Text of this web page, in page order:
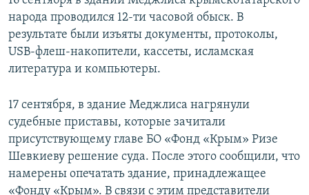
народа проводился 12-ти часовой обыск. В
результате были изъяты документы, протоколы,
USB-флеш-накопители, кассеты, исламская
литература и компьютеры.
17 сентября, в здание Меджлиса нагрянули
судебные приставы, которые зачитали
присутствующему главе БО «Фонд «Крым» Ризе
Шевкиеву решение суда. После этого сообщили, что
намерены опечатать здание, принадлежащее
«Фонду «Крым». В связи с этим представители